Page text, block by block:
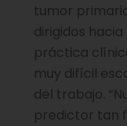
tumor
dirigidos
práctica
muy difícil
del trabajo.
predictor tan